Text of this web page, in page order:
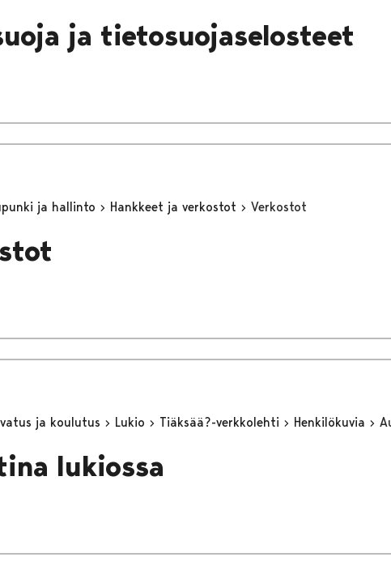
ja tietosuojaselosteet
ja hallinto Hankkeet ja verkostot Verkostot
ja koulutus Lukio Tiäksää?-verkkolehti Henkilökuvia
lukiossa